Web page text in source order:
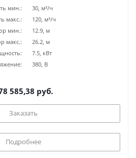
мин.:
30, м³/ч
макс.:
120, м³/ч
мин.:
12.9, м
макс.:
26.2, м
7.5, кВт
380, В
585,38 руб.
Заказать
Подробнее